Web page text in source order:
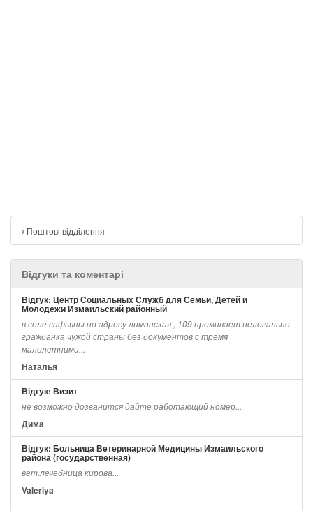
Поштові відділення
Відгуки та коментарі
Відгук: Центр Социальных Служб для Семьи, Детей и
Молодежи Измаильский районный
в селе сафьяны по адресу лиманская , 109 проживает нелегально
гражданка чужой страны без документов с тремя
малолетними...
Наталья
Відгук: Визит
не возможно дозванится дайте работающий номер...
Дима
Відгук: Больница Ветеринарной Медицины Измаильского
района (государственная)
вет.лечебница кирова...
Valeriya